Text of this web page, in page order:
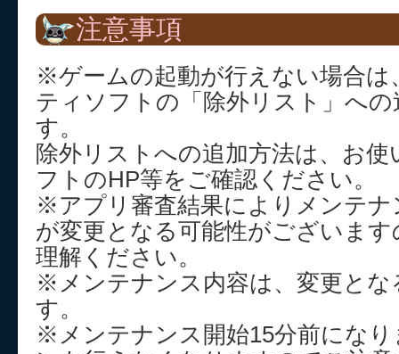
注意事項
※ゲームの起動が行えない場合は
ティソフトの「除外リスト」へ
す。
除外リストへの追加方法は、お
フトのHP等をご確認ください。
※アプリ審査結果によりメンテナ
が変更となる可能性がございま
理解ください。
※メンテナンス内容は、変更とな
す。
※メンテナンス開始15分前にな